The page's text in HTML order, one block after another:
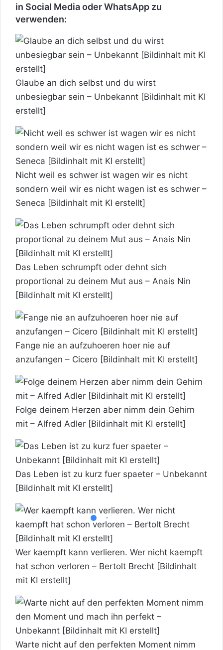
in Social Media oder WhatsApp zu
verwenden:
Glaube an dich selbst und du wirst
unbesiegbar sein – Unbekannt [Bildinhalt mit KI
erstellt]
Nicht weil es schwer ist wagen wir es nicht
sondern weil wir es nicht wagen ist es schwer –
Seneca [Bildinhalt mit KI erstellt]
Das Leben schrumpft oder dehnt sich
proportional zu deinem Mut aus – Anais Nin
[Bildinhalt mit KI erstellt]
Fange nie an aufzuhoeren hoer nie auf
anzufangen – Cicero [Bildinhalt mit KI erstellt]
Folge deinem Herzen aber nimm dein Gehirn
mit – Alfred Adler [Bildinhalt mit KI erstellt]
Das Leben ist zu kurz fuer spaeter – Unbekannt
[Bildinhalt mit KI erstellt]
Wer kaempft kann verlieren. Wer nicht kaempft
hat schon verloren – Bertolt Brecht [Bildinhalt
mit KI erstellt]
Warte nicht auf den perfekten Moment nimm